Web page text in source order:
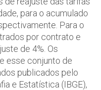
para o acumulado
Para o
por contrato e
de 4%. Os
esse conjunto de
publicados pelo
e Estatística (IBGE),